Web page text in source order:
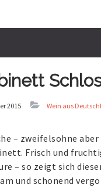
2015 Wein aus
– zweifelsohne
Frisch und
– so zeigt sich
und schonend